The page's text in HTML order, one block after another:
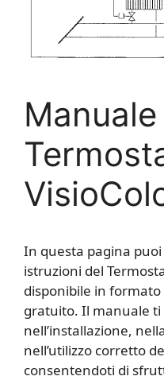
Manuale
In questa pagina
istruzioni del
disponibile in formato
gratuito. Il manuale ti
nell’installazione,
nell’utilizzo corretto
consentendoti di